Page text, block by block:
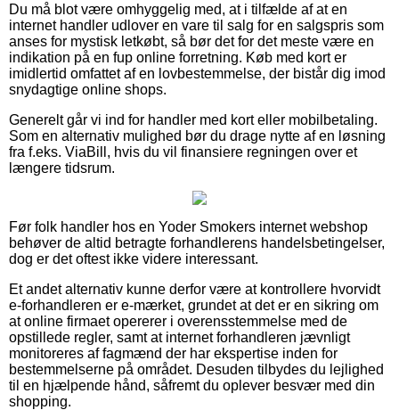
Du må blot være omhyggelig med, at i tilfælde af at en
internet handler udlover en vare til salg for en salgspris som
anses for mystisk letkøbt, så bør det for det meste være en
indikation på en fup online forretning. Køb med kort er
imidlertid omfattet af en lovbestemmelse, der bistår dig imod
snydagtige online shops.
Generelt går vi ind for handler med kort eller mobilbetaling.
Som en alternativ mulighed bør du drage nytte af en løsning
fra f.eks. ViaBill, hvis du vil finansiere regningen over et
længere tidsrum.
Før folk handler hos en Yoder Smokers internet webshop
behøver de altid betragte forhandlerens handelsbetingelser,
dog er det oftest ikke videre interessant.
Et andet alternativ kunne derfor være at kontrollere hvorvidt
e-forhandleren er e-mærket, grundet at det er en sikring om
at online firmaet opererer i overensstemmelse med de
opstillede regler, samt at internet forhandleren jævnligt
monitoreres af fagmænd der har ekspertise inden for
bestemmelserne på området. Desuden tilbydes du lejlighed
til en hjælpende hånd, såfremt du oplever besvær med din
shopping.